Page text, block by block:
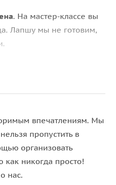
. На мастер-классе вы
Лапшу мы не готовим,
— удобный и
впечатлениям. Мы
пропустить в
организовать
как никогда просто!
нас.